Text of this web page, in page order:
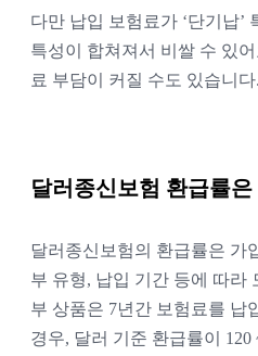
다만 납입 보험료가 ‘단기납’
특성이 합쳐져서 비쌀 수 있
료 부담이 커질 수도 있습니다.
달러종신보험 환급률
달러종신보험의 환급률은 가
부 유형, 납입 기간 등에 따라
부 상품은 7년간 보험료를 납
경우, 달러 기준 환급률이 120